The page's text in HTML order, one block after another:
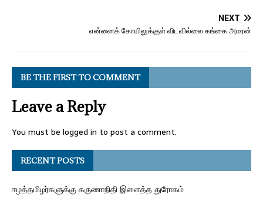
NEXT
என்னைக் கோயிலுக்குள் விடவில்லை கங்கை அமரன்
BE THE FIRST TO COMMENT
Leave a Reply
You must be logged in to post a comment.
RECENT POSTS
ஈழத்தமிழர்களுக்கு கருணாநிதி இளைத்த துரோகம்